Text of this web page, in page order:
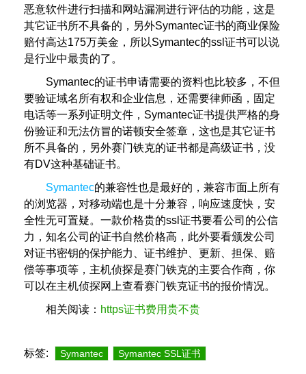
恶意软件进行扫描和网站漏洞进行评估的功能，这是
其它证书所不具备的，另外Symantec证书的商业保险
赔付高达175万美金，所以Symantec的ssl证书可以说
是行业中最贵的了。
Symantec的证书申请需要的资料也比较多，不但
要验证域名所有权和企业信息，还需要律师函，固定
电话等一系列证明文件，Symantec证书提供严格的身
份验证和无法仿冒的诺顿安全签章，这也是其它证书
所不具备的，另外赛门铁克的证书都是高级证书，没
有DV这种基础证书。
Symantec的兼容性也是最好的，兼容市面上所有
的浏览器，对移动端也是十分兼容，响应速度快，安
全性无可置疑。一款价格贵的ssl证书要看公司的公信
力，知名公司的证书自然价格高，此外要看颁发公司
对证书密钥的保护能力、证书维护、更新、担保、赔
偿等事项等，主机侦探是赛门铁克的主要合作商，你
可以在主机侦探网上查看赛门铁克证书的报价情况。
相关阅读： https证书费用贵不贵
标签: Symantec Symantec SSL证书